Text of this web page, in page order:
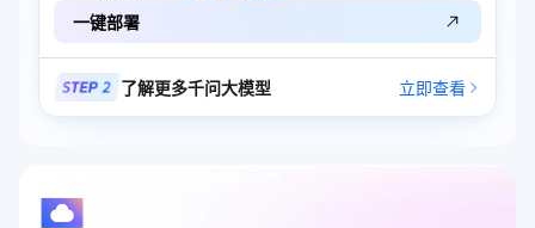
一键部署
了解更多千问大模型 立即查看